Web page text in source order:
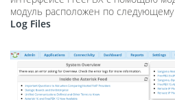
модуль расположен по следующему
Log Files